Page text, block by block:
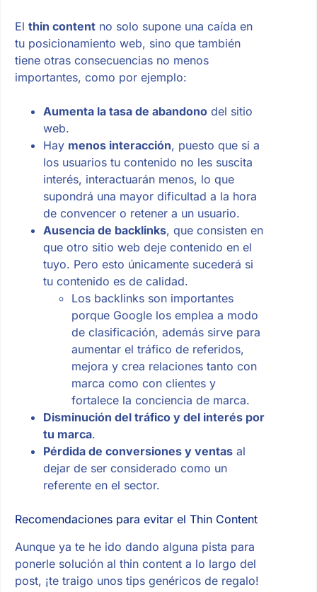
El thin contentno solo supone una caída en
tu posicionamiento web, sino que también
tiene otras consecuencias no menos
importantes, como por ejemplo:
Aumenta la tasa de abandonodel sitio
web.
Hay menos interacción, puesto que si a
los usuarios tu contenido no les suscita
interés, interactuarán menos, lo que
supondrá una mayor dificultad a la hora
de convencer o retener a un usuario.
Ausencia de backlinks, que consisten en
que otro sitio web deje contenido en el
tuyo. Pero esto únicamente sucederá si
tu contenido es de calidad.
Los backlinks son importantes
porque Google los emplea a modo
de clasificación, además sirve para
aumentar el tráfico de referidos,
mejora y crea relaciones tanto con
marca como con clientes y
fortalece la conciencia de marca.
Disminución del tráfico y del interés por
tu marca.
Pérdida de conversiones y ventasal
dejar de ser considerado como un
referente en el sector.
Recomendaciones para evitar el Thin Content
Aunque ya te he ido dando alguna pista para
ponerle solución al thin content a lo largo del
post, ¡te traigo unos tips genéricos de regalo!